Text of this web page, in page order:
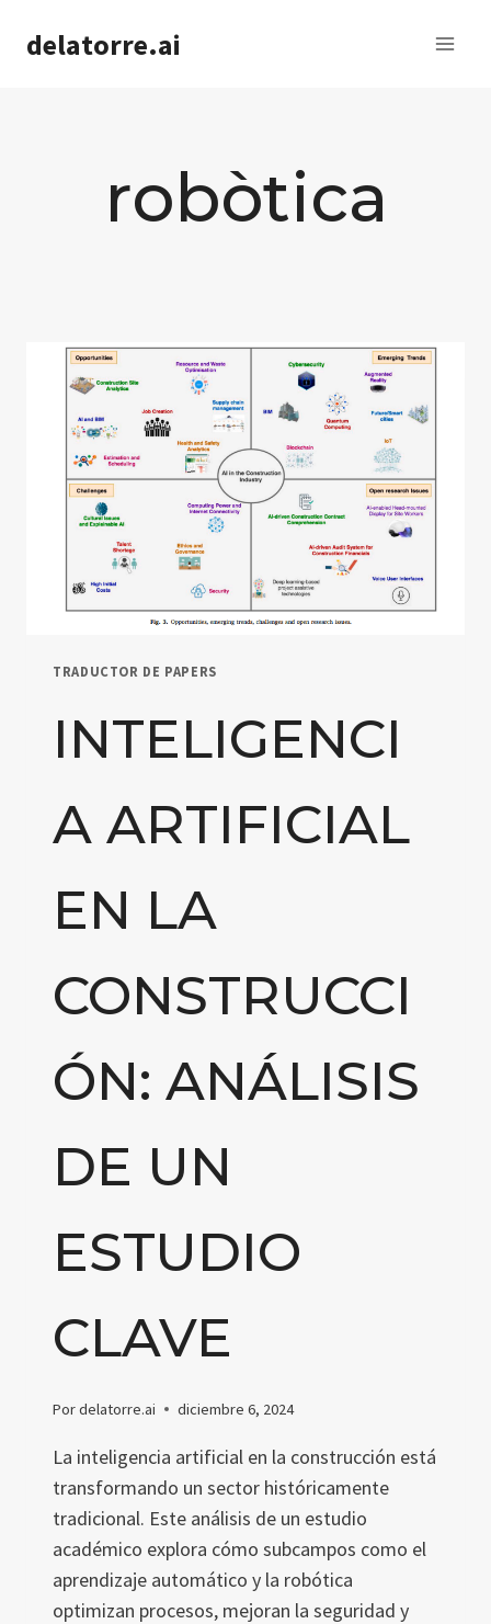
delatorre.ai
robòtica
TRADUCTOR DE PAPERS
INTELIGENCI
A ARTIFICIAL
EN LA
CONSTRUCCI
ÓN: ANÁLISIS
DE UN
ESTUDIO
CLAVE
Pordelatorre.ai diciembre 6, 2024
La inteligencia artificial en la construcción está
transformando un sector históricamente
tradicional. Este análisis de un estudio
académico explora cómo subcampos como el
aprendizaje automático y la robótica
optimizan procesos, mejoran la seguridad y